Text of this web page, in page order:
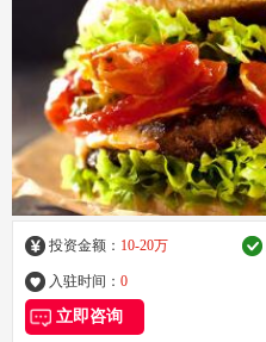
投资金额： 10-20万
入驻时间： 0
立即咨询